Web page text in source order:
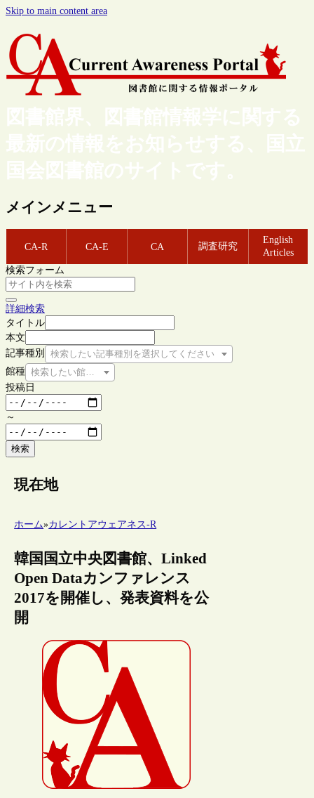
Skip to main content area
図書館界、図書館情報学に関する
最新の情報をお知らせする、国立
国会図書館のサイトです。
メインメニュー
CA-R CA-E CA 調査研究
English
Articles
検索フォーム
詳細検索
タイトル
本文
記事種別
検索したい記事種別を選択してください
館種 検索したい館種を選択してください
投稿日
～
検索
現在地
ホーム»カレントアウェアネス-R
韓国国立中央図書館、Linked
Open Dataカンファレンス
2017を開催し、発表資料を公
開